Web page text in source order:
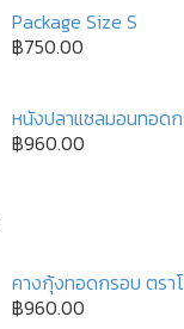
Package Size S
฿750.00
หนังปลาแซลมอนทอด
฿960.00
คางกุ้งทอดกรอบ ตรา
฿960.00